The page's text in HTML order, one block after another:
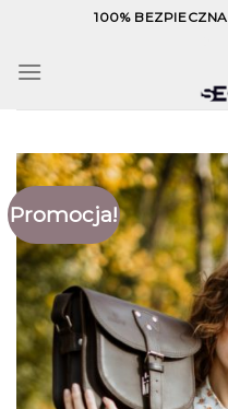
content
100%
Promocja!